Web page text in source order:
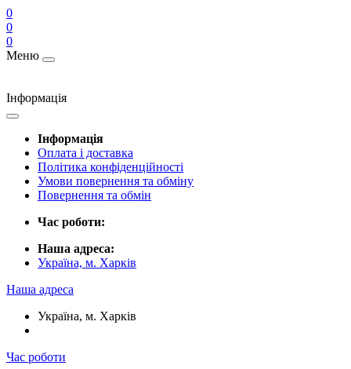
0
0
0
Меню
Інформація
Інформація
Оплата і доставка
Політика конфіденційності
Умови повернення та обміну
Повернення та обмін
Час роботи:
Наша адреса:
Україна, м. Харків
Наша адреса
Україна, м. Харків
Час роботи